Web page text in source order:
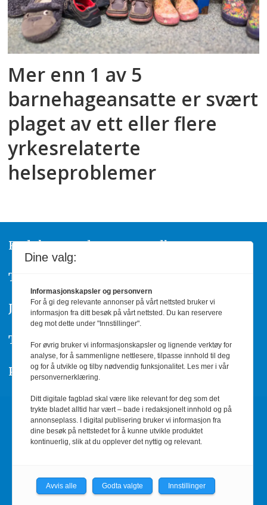
Mer enn 1 av 5
barnehageansatte er svært
plaget av ett eller flere
yrkesrelaterte
helseproblemer
RedaktørAnders Bergundhaugen
Telefon: 959 19 193
JournalistSilje Wiken Sandgrind
Telefon: 755 53 856
Personvern/Cookies
Annonsere
Informasjon og priser
Kontakt oss
Dine valg:
Informasjonskapsler og personvern
For å gi deg relevante annonser på vårt nettsted bruker vi
informasjon fra ditt besøk på vårt nettsted. Du kan reservere
deg mot dette under "Innstillinger".
For øvrig bruker vi informasjonskapsler og lignende verktøy for
analyse, for å sammenligne nettlesere, tilpasse innhold til deg
og for å utvikle og tilby nødvendig funksjonalitet. Les mer i vår
personvernerklæring.
Ditt digitale fagblad skal være like relevant for deg som det
trykte bladet alltid har vært – bade i redaksjonelt innhold og på
annonseplass. I digital publisering bruker vi informasjon fra
dine besøk på nettstedet for å kunne utvikle produktet
kontinuerlig, slik at du opplever det nyttig og relevant.
Avvis alle Godta valgte Innstillinger